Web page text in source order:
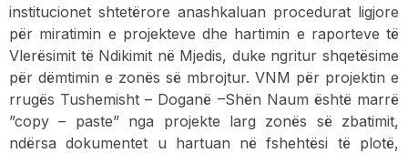
institucionet shtetërore anashkaluan procedurat ligjore
për miratimin e projekteve dhe hartimin e raporteve të
Vlerësimit të Ndikimit në Mjedis, duke ngritur shqetësime
për dëmtimin e zonës së mbrojtur. VNM për projektin e
rrugës Tushemisht – Doganë –Shën Naum është marrë
”copy – paste” nga projekte larg zonës së zbatimit,
ndërsa dokumentet u hartuan në fshehtësi të plotë,